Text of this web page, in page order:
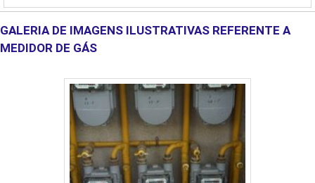
GALERIA DE IMAGENS ILUSTRATIVAS REFERENTE A
MEDIDOR DE GÁS